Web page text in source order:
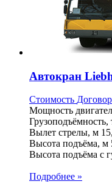
Автокран
Стоимость
Мощность
Грузоподъёмность,
Вылет стрелы, м
Высота подъёма, м
Высота подъёма с
Подробнее »